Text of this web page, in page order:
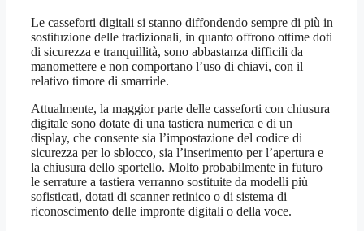
Le casseforti digitali si stanno diffondendo sempre di più in
sostituzione delle tradizionali, in quanto offrono ottime doti
di sicurezza e tranquillità, sono abbastanza difficili da
manomettere e non comportano l’uso di chiavi, con il
relativo timore di smarrirle.
Attualmente, la maggior parte delle casseforti con chiusura
digitale sono dotate di una tastiera numerica e di un
display, che consente sia l’impostazione del codice di
sicurezza per lo sblocco, sia l’inserimento per l’apertura e
la chiusura dello sportello. Molto probabilmente in futuro
le serrature a tastiera verranno sostituite da modelli più
sofisticati, dotati di scanner retinico o di sistema di
riconoscimento delle impronte digitali o della voce.